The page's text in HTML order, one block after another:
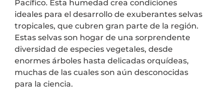
Pacífico. Esta humedad crea condiciones
ideales para el desarrollo de exuberantes selvas
tropicales, que cubren gran parte de la región.
Estas selvas son hogar de una sorprendente
diversidad de especies vegetales, desde
enormes árboles hasta delicadas orquídeas,
muchas de las cuales son aún desconocidas
para la ciencia.